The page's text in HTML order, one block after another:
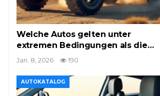
Welche Autos gelten unter
extremen Bedingungen als die…
Jan. 8, 2026 190
AUTOKATALOG